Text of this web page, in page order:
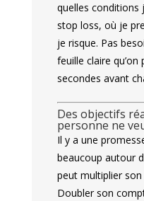
quelles conditions
stop loss, où je
je risque. Pas
feuille claire
secondes avant
Des objectifs
personne ne
Il y a une
beaucoup autour
peut multiplier
Doubler son